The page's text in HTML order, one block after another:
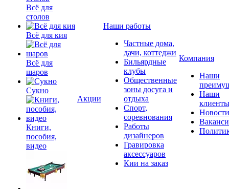
Всё для
столов
Всё для кия
Всё для
шаров
Сукно
Книги,
пособия,
видео
Акции
Наши работы
Частные дома,
дачи, коттеджи
Бильярдные
клубы
Общественные
зоны досуга и
отдыха
Спорт,
соревнования
Работы
дизайнеров
Гравировка
аксессуаров
Кии на заказ
Компания
Наши
Наши
клиенты
Новости